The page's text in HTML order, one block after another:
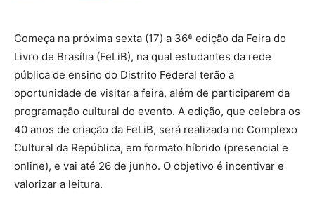
Começa na próxima sexta (17) a 36ª edição da Feira do
Livro de Brasília (FeLiB), na qual estudantes da rede
pública de ensino do Distrito Federal terão a
oportunidade de visitar a feira, além de participarem da
programação cultural do evento. A edição, que celebra os
40 anos de criação da FeLiB, será realizada no Complexo
Cultural da República, em formato híbrido (presencial e
online), e vai até 26 de junho. O objetivo é incentivar e
valorizar a leitura.